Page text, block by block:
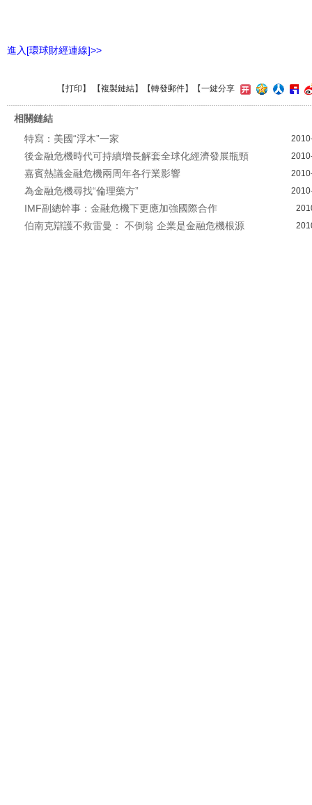
進入[環球財經連線]>>
【打印 】 【複製鏈結】【轉發郵件】 【一鍵分享
相關鏈結
特寫：美國“浮木”一家
後金融危機時代可持續增長解套全球化經濟發展瓶頸
嘉賓熱議金融危機兩周年各行業影響
為金融危機尋找“倫理藥方”
IMF副總幹事：金融危機下更應加強國際合作
伯南克辯護不救雷曼： 不倒翁 企業是金融危機根源